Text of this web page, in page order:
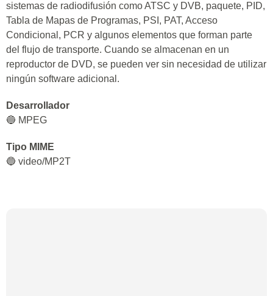
sistemas de radiodifusión como ATSC y DVB, paquete, PID,
Tabla de Mapas de Programas, PSI, PAT, Acceso
Condicional, PCR y algunos elementos que forman parte
del flujo de transporte. Cuando se almacenan en un
reproductor de DVD, se pueden ver sin necesidad de utilizar
ningún software adicional.
Desarrollador
🔵 MPEG
Tipo MIME
🔵 video/MP2T